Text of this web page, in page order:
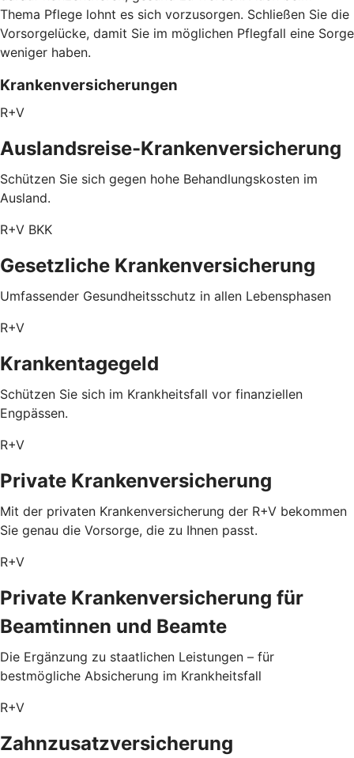
Thema Pflege lohnt es sich vorzusorgen. Schließen Sie die
Vorsorgelücke, damit Sie im möglichen Pflegfall eine Sorge
weniger haben.
Krankenversicherungen
R+V
Auslandsreise-Krankenversicherung
Schützen Sie sich gegen hohe Behandlungskosten im
Ausland.
R+V BKK
Gesetzliche Krankenversicherung
Umfassender Gesundheitsschutz in allen Lebensphasen
R+V
Krankentagegeld
Schützen Sie sich im Krankheitsfall vor finanziellen
Engpässen.
R+V
Private Krankenversicherung
Mit der privaten Krankenversicherung der R+V bekommen
Sie genau die Vorsorge, die zu Ihnen passt.
R+V
Private Krankenversicherung für
Beamtinnen und Beamte
Die Ergänzung zu staatlichen Leistungen – für
bestmögliche Absicherung im Krankheitsfall
R+V
Zahnzusatzversicherung